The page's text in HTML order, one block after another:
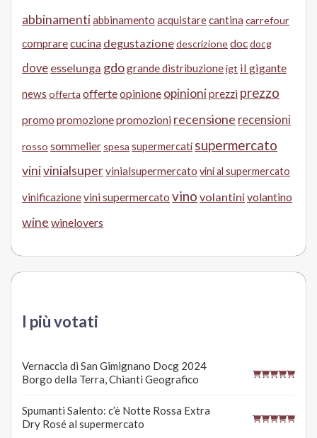
abbinamentiabbinamento acquistarecantina carrefour
comprarecucina degustazionedescrizionedocdocg
dove esselunga gdogrande distribuzioneigt il gigante
news offerta offerteopinione opinioniprezzi prezzo
promo promozionepromozioni recensione recensioni
rosso sommelier spesa supermercati supermercato
vinivinialsupervinialsupermercato vini al supermercato
vinificazionevini supermercato vino volantini volantino
wine winelovers
I più votati
Vernaccia di San Gimignano Docg 2024
Borgo della Terra, Chianti Geografico
Spumanti Salento: c’è Notte Rossa Extra
Dry Rosé al supermercato